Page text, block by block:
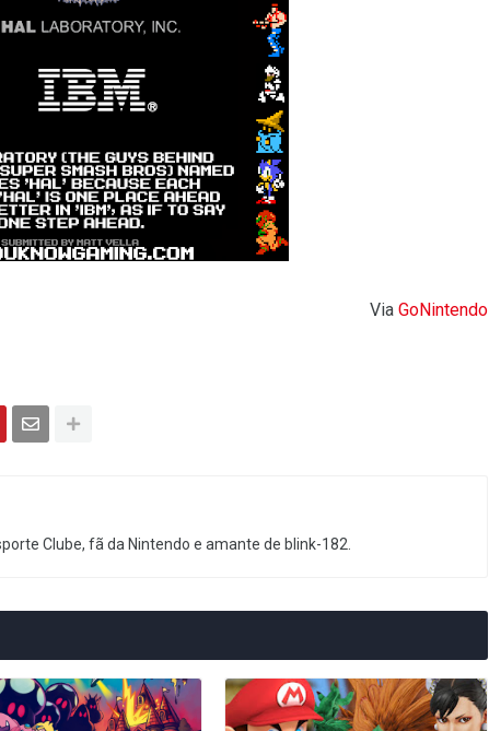
Via GoNintendo
Clube, fã da Nintendo e amante de blink-182.